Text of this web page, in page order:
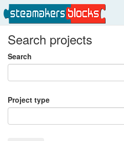
Search projects
Search
Project type